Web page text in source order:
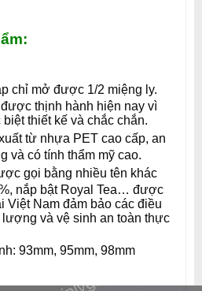
chỉ mở được 1/2 miệng ly.
thịnh hành hiện nay vì
thiết kế và chắc chắn.
từ nhựa PET cao cấp, an
và có tính thẩm mỹ cao.
gọi bằng nhiều tên khác
nắp bật Royal Tea… được
Việt Nam đảm bảo các điều
lượng và vệ sinh an toàn thực
93mm, 95mm, 98mm